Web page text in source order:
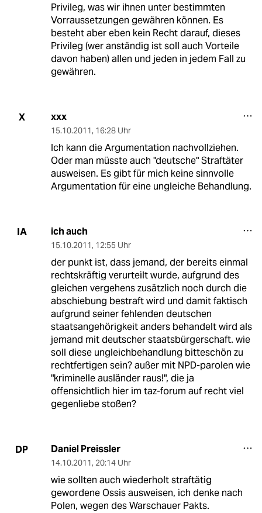
Privileg, was wir ihnen unter bestimmten
Vorraussetzungen gewähren können. Es
besteht aber eben kein Recht darauf, dieses
Privileg (wer anständig ist soll auch Vorteile
davon haben) allen und jeden in jedem Fall zu
gewähren.
X xxx
15.10.2011, 16:28 Uhr
Ich kann die Argumentation nachvollziehen.
Oder man müsste auch "deutsche" Straftäter
ausweisen. Es gibt für mich keine sinnvolle
Argumentation für eine ungleiche Behandlung.
IA ich auch
15.10.2011, 12:55 Uhr
der punkt ist, dass jemand, der bereits einmal
rechtskräftig verurteilt wurde, aufgrund des
gleichen vergehens zusätzlich noch durch die
abschiebung bestraft wird und damit faktisch
aufgrund seiner fehlenden deutschen
staatsangehörigkeit anders behandelt wird als
jemand mit deutscher staatsbürgerschaft. wie
soll diese ungleichbehandlung bitteschön zu
rechtfertigen sein? außer mit NPD-parolen wie
"kriminelle ausländer raus!", die ja
offensichtlich hier im taz-forum auf recht viel
gegenliebe stoßen?
DP Daniel Preissler
14.10.2011, 20:14 Uhr
wie sollten auch wiederholt straftätig
gewordene Ossis ausweisen, ich denke nach
Polen, wegen des Warschauer Pakts.